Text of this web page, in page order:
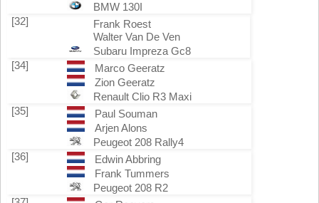
BMW 130I
[32]
Frank Roest
Walter Van De Ven
Subaru Impreza Gc8
[34]
Marco Geeratz
Zion Geeratz
Renault Clio R3 Maxi
[35]
Paul Souman
Arjen Alons
Peugeot 208 Rally4
[36]
Edwin Abbring
Frank Tummers
Peugeot 208 R2